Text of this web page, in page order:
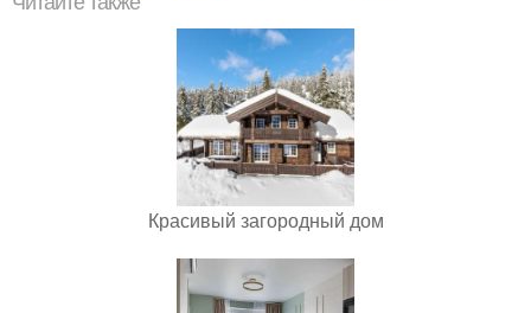
Красивый загородный дом